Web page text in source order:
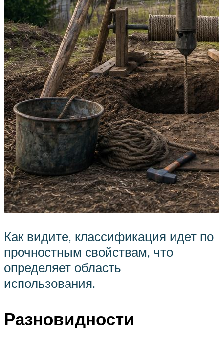
Как видите, классификация идет по
прочностным свойствам, что
определяет область
использования.
Разновидности